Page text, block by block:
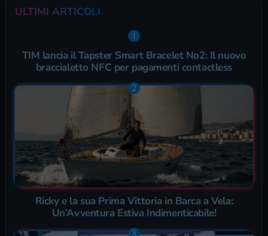
ULTIMI ARTICOLI
TIM lancia il Tapster Smart Bracelet No2: Il nuovo
braccialetto NFC per pagamenti contactless
Ricky e la sua Prima Vittoria in Barca a Vela:
Un’Avventura Estiva Indimenticabile!